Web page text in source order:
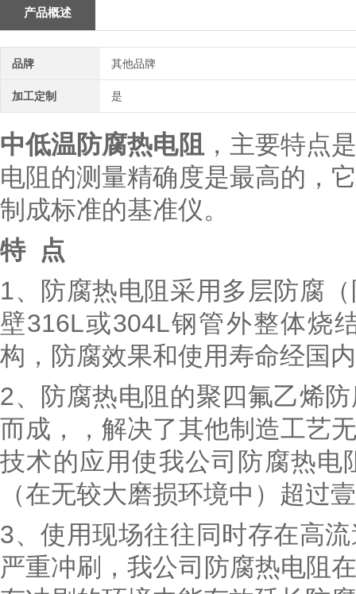
产品概述
品牌 其他品牌
加工定制 是
中低温防腐热电阻 ，主要特点
电阻的测量精确度是最高的，
制成标准的基准仪。
特 点
1、防腐热电阻采用多层防腐
壁316L或304L钢管外整体烧
构，防腐效果和使用寿命经国
2、防腐热电阻的聚四氟乙烯
而成，，解决了其他制造工艺
技术的应用使我公司防腐热
（在无较大磨损环境中）超过
3、使用现场往往同时存在高
严重冲刷，我公司防腐热电阻